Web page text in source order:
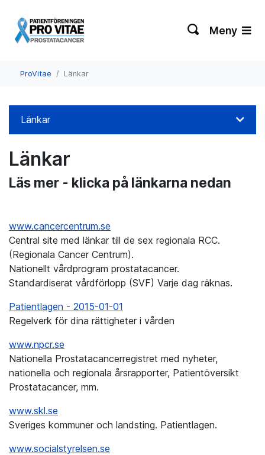
Meny
ProVitae Länkar
Länkar
Länkar
Läs mer - klicka på länkarna nedan
www.cancercentrum.se
Central site med länkar till de sex regionala RCC.
(Regionala Cancer Centrum).
Nationellt vårdprogram prostatacancer.
Standardiserat vårdförlopp (SVF) Varje dag räknas.
Patientlagen - 2015-01-01
Regelverk för dina rättigheter i vården
www.npcr.se
Nationella Prostatacancerregistret med nyheter,
nationella och regionala årsrapporter, Patientöversikt
Prostatacancer, mm.
www.skl.se
Sveriges kommuner och landsting. Patientlagen.
www.socialstyrelsen.se